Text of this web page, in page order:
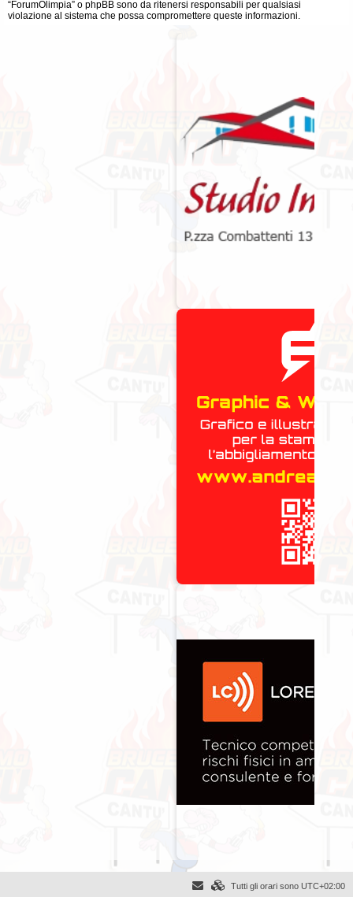
“ForumOlimpia” o phpBB sono da ritenersi responsabili per qualsiasi
violazione al sistema che possa compromettere queste informazioni.
Tutti gli orari sono UTC+02:00